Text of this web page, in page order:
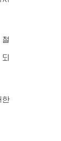
철
한